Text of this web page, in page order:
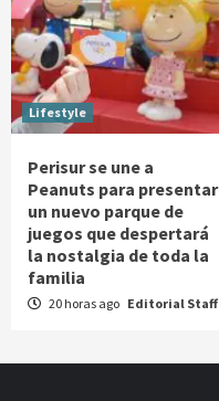
Lifestyle
Perisur se une a
Peanuts para presentar
un nuevo parque de
juegos que despertará
la nostalgia de toda la
familia
20 horas ago Editorial Staff